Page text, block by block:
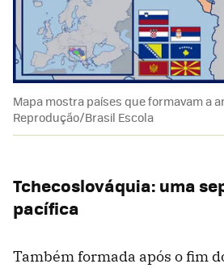
Mapa mostra países que formavam a
Reprodução/Brasil Escola
Tchecoslováquia: uma
pacífica
Também formada após o fim